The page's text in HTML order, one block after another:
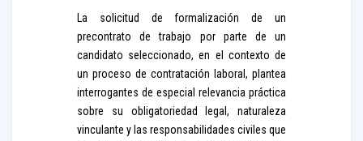
La solicitud de formalización de un
precontrato de trabajo por parte de un
candidato seleccionado, en el contexto de
un proceso de contratación laboral, plantea
interrogantes de especial relevancia práctica
sobre su obligatoriedad legal, naturaleza
vinculante y las responsabilidades civiles que